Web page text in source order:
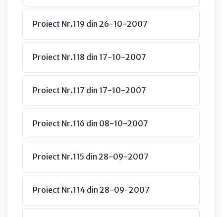
Proiect Nr.119 din 26-10-2007
Proiect Nr.118 din 17-10-2007
Proiect Nr.117 din 17-10-2007
Proiect Nr.116 din 08-10-2007
Proiect Nr.115 din 28-09-2007
Proiect Nr.114 din 28-09-2007